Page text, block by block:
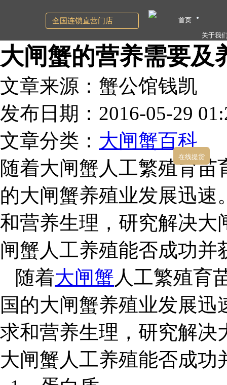
大闸蟹的营养需要及
文章来源：蟹公馆钱凯
发布日期：2016-05-29
文章分类： 大闸蟹百科
随着大闸蟹人工繁殖育
的大闸蟹养殖业发展迅
和营养生理，研究解决大
闸蟹人工养殖能否成功
随着大闸蟹人工繁殖育
国的大闸蟹养殖业发展
求和营养生理，研究解决
大闸蟹人工养殖能否成
全国连锁直营门店
首页
关于我
在线提货